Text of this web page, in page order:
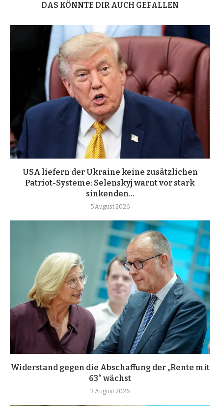
DAS KÖNNTE DIR AUCH GEFALLEN
USA liefern der Ukraine keine zusätzlichen
Patriot-Systeme: Selenskyj warnt vor stark
sinkenden...
5 August 2026
Widerstand gegen die Abschaffung der „Rente mit
63“ wächst
3 August 2026